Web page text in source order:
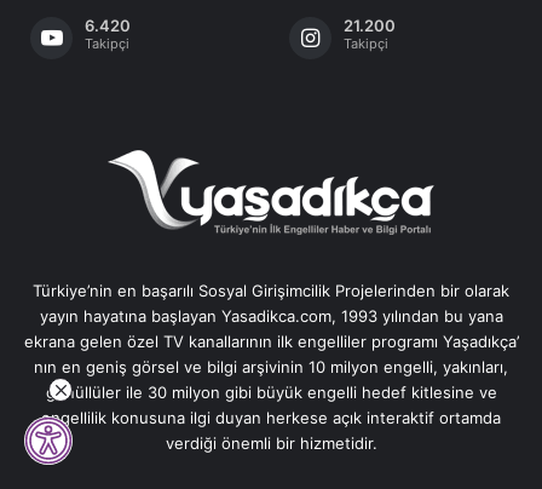
6.420
Takipçi
21.200
Takipçi
Türkiye’nin en başarılı Sosyal Girişimcilik Projelerinden bir olarak
yayın hayatına başlayan Yasadikca.com, 1993 yılından bu yana
ekrana gelen özel TV kanallarının ilk engelliler programı Yaşadıkça’
nın en geniş görsel ve bilgi arşivinin 10 milyon engelli, yakınları,
gönüllüler ile 30 milyon gibi büyük engelli hedef kitlesine ve
engellilik konusuna ilgi duyan herkese açık interaktif ortamda
verdiği önemli bir hizmetidir.